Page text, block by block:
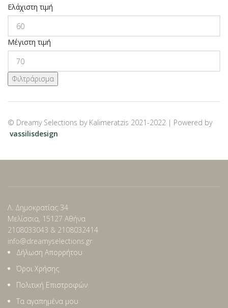
Ελάχιστη τιμή
Μέγιστη τιμή
Φιλτράρισμα
© Dreamy Selections by Kalimeratzis 2021-2022 | Powered by
vassilisdesign
Λ. Δημοκρατίας 34
Μελίσσια, 15127 Αθήνα
2108033043 & 2108032414
info@dreamyselections.gr
Δήλωση Απορρήτου
Όροι Χρήσης
Πολιτική Επιστροφών
Τα αγαπημένα μου